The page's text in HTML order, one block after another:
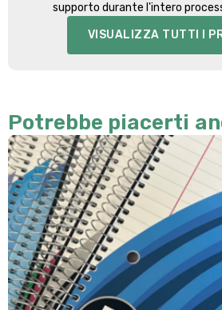
supporto durante l'intero
VISUALIZZA TUTTI I
Potrebbe piacerti